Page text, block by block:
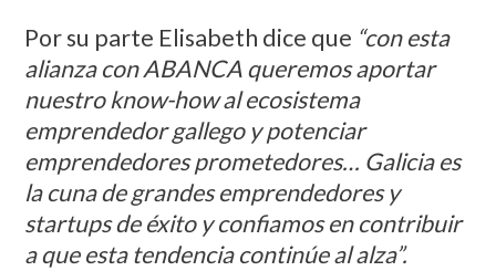
Por su parte Elisabeth dice que “con esta
alianza con ABANCA queremos aportar
nuestro know-how al ecosistema
emprendedor gallego y potenciar
emprendedores prometedores… Galicia es
la cuna de grandes emprendedores y
startups de éxito y confiamos en contribuir
a que esta tendencia continúe al alza”.